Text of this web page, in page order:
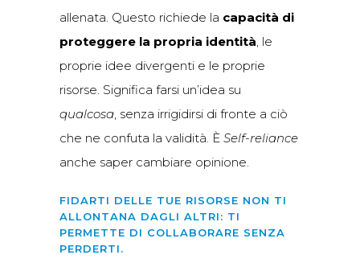
allenata. Questo richiede la capacità di
proteggere la propria identità, le
proprie idee divergenti e le proprie
risorse. Significa farsi un’idea su
qualcosa, senza irrigidirsi di fronte a ciò
che ne confuta la validità. È Self-reliance
anche saper cambiare opinione.
FIDARTI DELLE TUE RISORSE NON TI
ALLONTANA DAGLI ALTRI: TI
PERMETTE DI COLLABORARE SENZA
PERDERTI.